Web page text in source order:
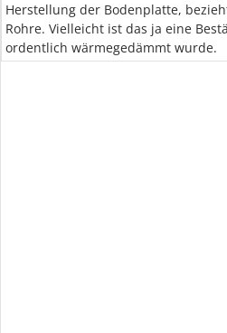
Herstellung der Bodenplatte,
Rohre. Vielleicht ist das ja eine
ordentlich wärmegedämmt wurde.